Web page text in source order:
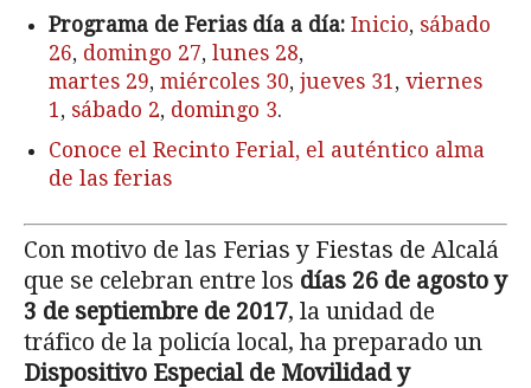
Programa de Ferias día a día: Inicio, sábado
26, domingo 27, lunes 28,
martes 29, miércoles 30, jueves 31, viernes
1, sábado 2, domingo 3.
Conoce el Recinto Ferial, el auténtico alma
de las ferias
Con motivo de las Ferias y Fiestas de Alcalá
que se celebran entre los días 26 de agosto y
3 de septiembre de 2017, la unidad de
tráfico de la policía local, ha preparado un
Dispositivo Especial de Movilidad y